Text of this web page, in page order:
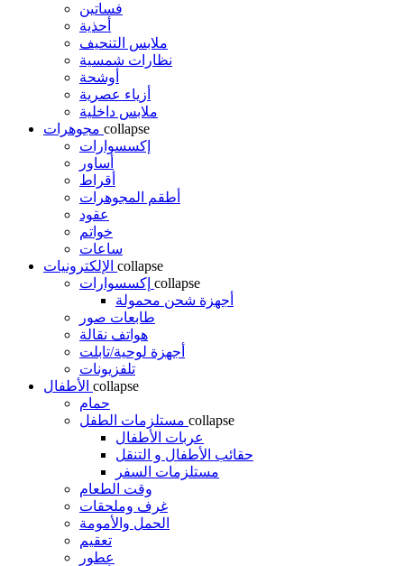
فساتين
أحذية
ملابس التنحيف
نظارات شمسية
أوشحة
أزياء عصرية
ملابس داخلية
مجوهرات collapse
إكسسوارات
أساور
أقراط
أطقم المجوهرات
عقود
خواتم
ساعات
الإلكترونيات collapse
إكسسوارات collapse
أجهزة شحن محمولة
طابعات صور
هواتف نقالة
أجهزة لوحية/تابلت
تلفزيونات
الأطفال collapse
حمام
مستلزمات الطفل collapse
عربات الأطفال
حقائب الأطفال و التنقل
مستلزمات السفر
وقت الطعام
غرف وملحقات
الحمل والأمومة
تعقيم
عطور